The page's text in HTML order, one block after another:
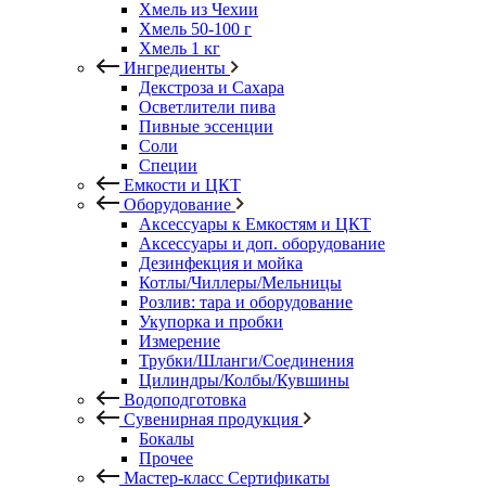
Хмель из Чехии
Хмель 50-100 г
Хмель 1 кг
Ингредиенты
Декстроза и Сахара
Осветлители пива
Пивные эссенции
Соли
Специи
Емкости и ЦКТ
Оборудование
Аксессуары к Емкостям и ЦКТ
Аксессуары и доп. оборудование
Дезинфекция и мойка
Котлы/Чиллеры/Мельницы
Розлив: тара и оборудование
Укупорка и пробки
Измерение
Трубки/Шланги/Соединения
Цилиндры/Колбы/Кувшины
Водоподготовка
Сувенирная продукция
Бокалы
Прочее
Мастер-класс Сертификаты